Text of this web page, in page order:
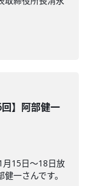
】阿部健一
月15日〜18日放
一さんです。